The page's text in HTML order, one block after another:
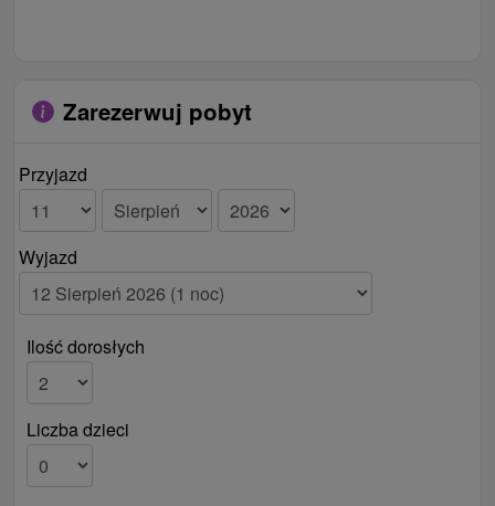
Zarezerwuj pobyt
Przyjazd
Wyjazd
Ilość dorosłych
Liczba dzieci